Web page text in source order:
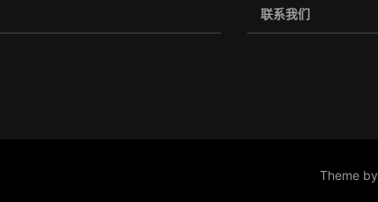
联系我们
Theme by